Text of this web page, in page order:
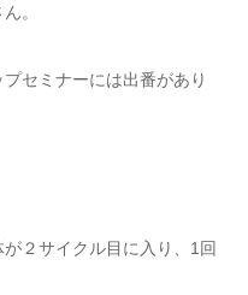
。
セミナーには出番があり
２サイクル目に入り、1回